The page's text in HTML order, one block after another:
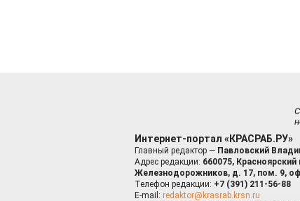
Интернет-портал «КРАСРАБ.РУ»
Главный редактор — Павловский
Адрес редакции: 660075, Красноярский
Железнодорожников, д. 17, пом. 9,
Телефон редакции: +7 (391) 211-56-88
E-mail: redaktor@krasrab.krsn.ru